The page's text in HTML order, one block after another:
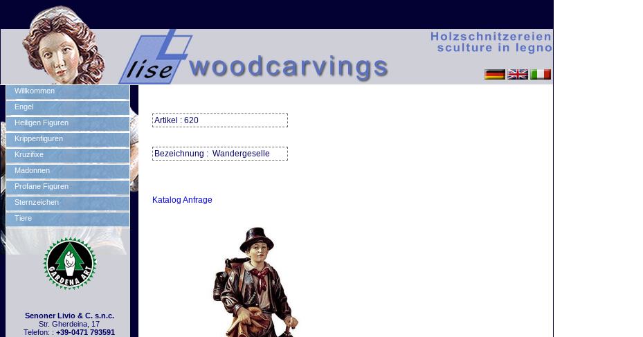
Willkommen
Engel
Heiligen Figuren
Krippenfiguren
Kruzifixe
Madonnen
Profane Figuren
Sternzeichen
Tiere
Senoner Livio & C. s.n.c.
Str. Gherdeina, 17
Telefon: : +39-0471 793591
Artikel : 620
Bezeichnung : Wandergeselle
Katalog Anfrage